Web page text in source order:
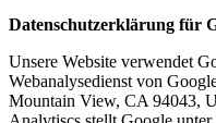
Datenschutzerklärung für
Unsere Website verwendet
Webanalysedienst von
Mountain View, CA 94043,